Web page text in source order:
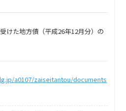
けた地方債（平成26年12月分）の
a0107/zaiseitantou/documents